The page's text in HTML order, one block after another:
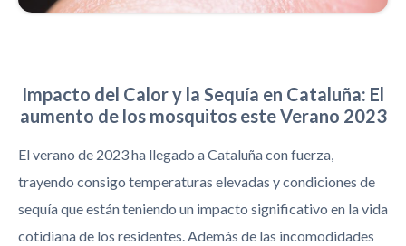
Impacto del Calor y la Sequía en Cataluña: El
aumento de los mosquitos este Verano 2023
El verano de 2023 ha llegado a Cataluña con fuerza,
trayendo consigo temperaturas elevadas y condiciones de
sequía que están teniendo un impacto significativo en la vida
cotidiana de los residentes. Además de las incomodidades